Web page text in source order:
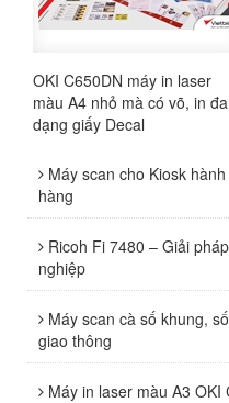
OKI C650DN máy in laser
màu A4 nhỏ mà có võ, in đa
dạng giấy Decal
Máy scan cho Kiosk
hàng
Ricoh Fi 7480 – Giải
nghiệp
Máy scan cà số khung,
giao thông
Máy in laser màu A3 OKI